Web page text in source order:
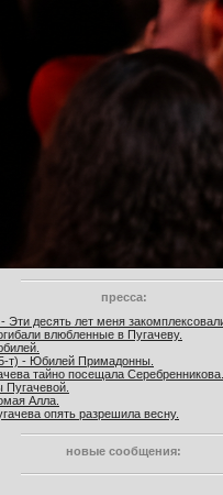
пресса:
десять лет меня
влюбленные в Пугачеву.
т) - Юбилей Примадонны.
тайно посещала Серебренникова.
Алла.
опять разрешила весну.
новые сообщения: